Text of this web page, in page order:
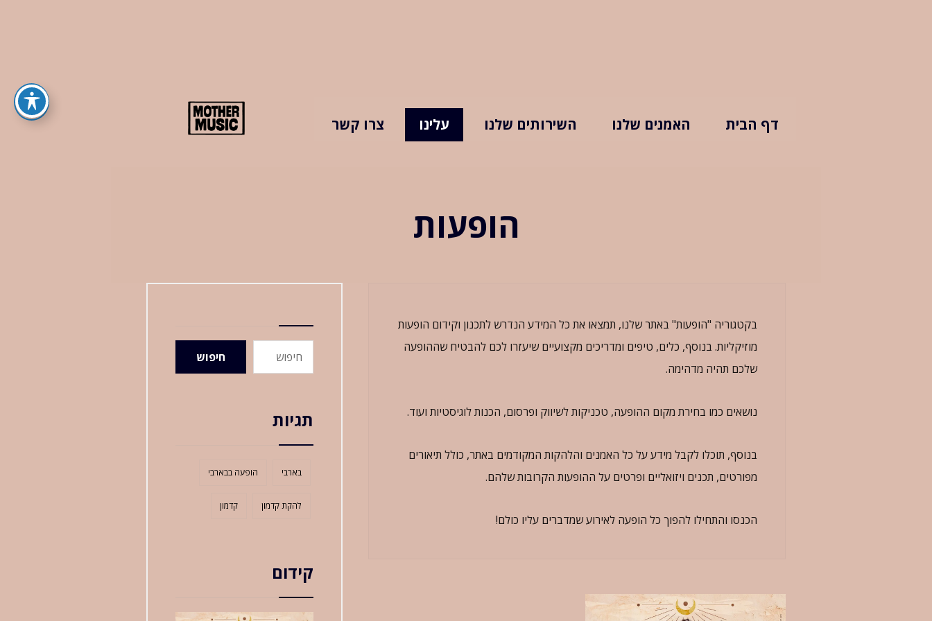
דף הבית האמנים שלנו השירותים שלנו עלינו צרו קשר
הופעות
בקטגוריה "הופעות" באתר שלנו, תמצאו את כל המידע הנדרש לתכנון וקידום הופעות
מוזיקליות. בנוסף, כלים, טיפים ומדריכים מקצועיים שיעזרו לכם להבטיח שההופעה
שלכם תהיה מדהימה.
נושאים כמו בחירת מקום ההופעה, טכניקות לשיווק ופרסום, הכנות לוגיסטיות ועוד.
בנוסף, תוכלו לקבל מידע על כל האמנים והלהקות המקודמים באתר, כולל תיאורים
מפורטים, תכנים ויזואליים ופרטים על ההופעות הקרובות שלהם.
הכנסו והתחילו להפוך כל הופעה לאירוע שמדברים עליו כולם!
חיפוש
תגיות
בארבי הופעה בבארבי
להקת קדמון קדמון
קידום